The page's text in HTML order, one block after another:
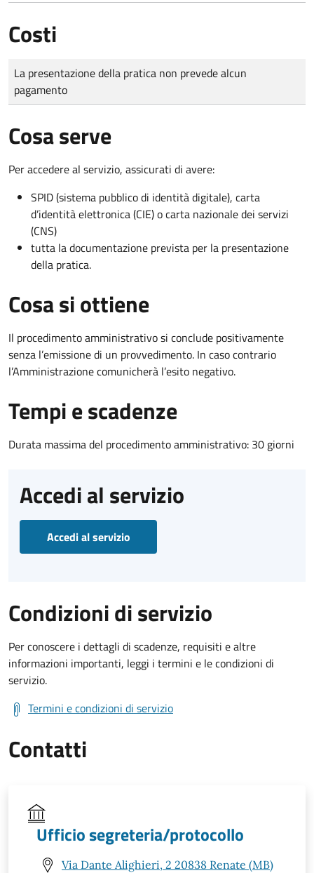
Costi
Tipo di pagamento
Importo
La presentazione della pratica non prevede alcun
pagamento
Cosa serve
Per accedere al servizio, assicurati di avere:
SPID (sistema pubblico di identità digitale), carta
d’identità elettronica (CIE) o carta nazionale dei servizi
(CNS)
tutta la documentazione prevista per la presentazione
della pratica.
Cosa si ottiene
Il procedimento amministrativo si conclude positivamente
senza l’emissione di un provvedimento. In caso contrario
l’Amministrazione comunicherà l’esito negativo.
Tempi e scadenze
Durata massima del procedimento amministrativo: 30 giorni
Accedi al servizio
Accedi al servizio
Condizioni di servizio
Per conoscere i dettagli di scadenze, requisiti e altre
informazioni importanti, leggi i termini e le condizioni di
servizio.
Termini e condizioni di servizio
Contatti
Ufficio segreteria/protocollo
Via Dante Alighieri, 2 20838 Renate (MB)